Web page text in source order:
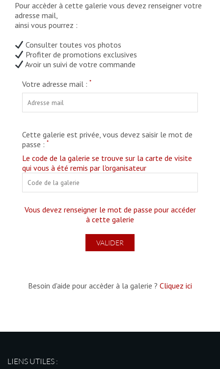
Pour accèder à cette galerie vous devez renseigner votre
adresse mail,
ainsi vous pourrez :
Consulter toutes vos photos
Profiter de promotions exclusives
Avoir un suivi de votre commande
Votre adresse mail : *
Cette galerie est privée, vous devez saisir le mot de
passe : *
Le code de la galerie se trouve sur la carte de visite
qui vous à été remis par l'organisateur
Vous devez renseigner le mot de passe pour accéder
à cette galerie
Besoin d'aide pour accèder à la galerie ? Cliquez ici
LIENS UTILES :